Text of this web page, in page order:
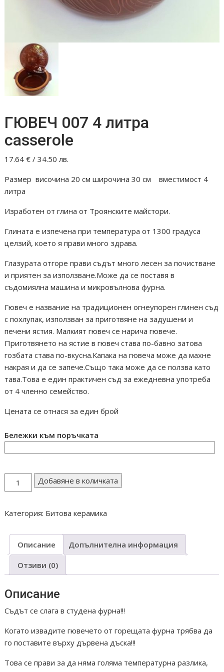
ГЮВЕЧ 007 4 литра
casserole
17.64€ / 34.50 лв.
Размер височина 20 см широчина 30 см вместимост 4
литра
Изработен от глина от Троянските майстори.
Глината е изпечена при температура от 1300 градуса
целзий, което я прави много здрава.
Глазурата отгоре прави съдът много лесен за почистване
и приятен за използване.Може да се поставя в
съдомиялна машина и микровълнова фурна.
Гювеч е название на традиционен огнеупорен глинен съд
с похлупак, използван за приготвяне на задушени и
печени ястия. Малкият гювеч се нарича гювече.
Приготвянето на ястие в гювеч става по-бавно затова
гозбата става по-вкусна.Капака на гювеча може да махне
накрая и да се запече.Също така може да се ползва като
тава.Това е един практичен съд за ежедневна употреба
от 4 членно семейство.
Цената се отнася за един брой
Бележки към поръчката
количество
за
007
casserole
Добавяне в количката
Категория: Битова керамика
Описание Допълнителна информация
Отзиви (0)
Описание
Съдът се слага в студена фурна!!!
Когато извадите гювечето от горещата фурна трябва да
го поставите върху дървена дъска!!!
Това се прави за да няма голяма температурна разлика,